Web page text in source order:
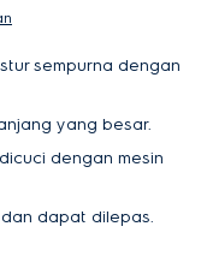
sempurna dengan
yang besar.
dengan mesin
dapat dilepas.